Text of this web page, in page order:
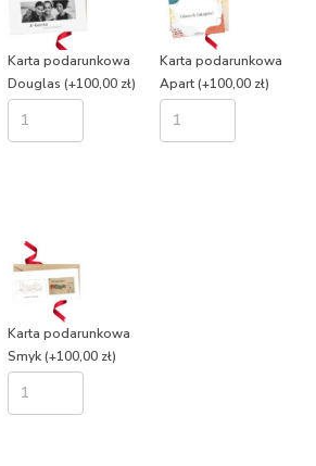
Karta podarunkowa
Douglas (+100,00 zł)
Karta podarunkowa
Apart(+100,00 zł)
Karta podarunkowa
Smyk(+100,00 zł)